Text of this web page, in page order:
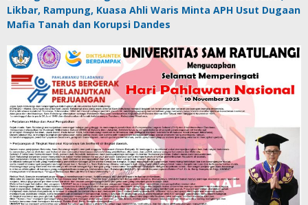
Likbar, Rampung, Kuasa Ahli Waris Minta APH Usut Dugaan
Mafia Tanah dan Korupsi Dandes